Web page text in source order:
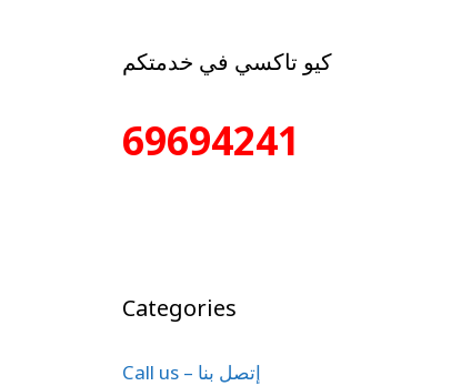
كيو تاكسي في خدمتكم
69694241
Categories
Call us – إتصل بنا